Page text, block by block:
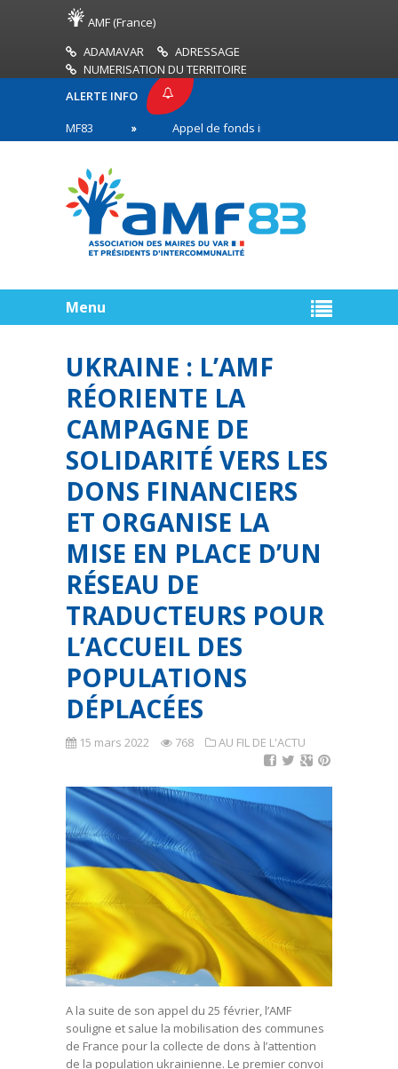
AMF (France)
ADAMAVAR
ADRESSAGE
NUMERISATION DU TERRITOIRE
ALERTE INFO
Appel de fonds incendies de forêt
en première ligne
Menu
UKRAINE : L’AMF
RÉORIENTE LA
CAMPAGNE DE
SOLIDARITÉ VERS LES
DONS FINANCIERS
ET ORGANISE LA
MISE EN PLACE D’UN
RÉSEAU DE
TRADUCTEURS POUR
L’ACCUEIL DES
POPULATIONS
DÉPLACÉES
15 mars 2022 768 AU FIL DE L'ACTU
A la suite de son appel du 25 février, l’AMF
souligne et salue la mobilisation des communes
de France pour la collecte de dons à l’attention
de la population ukrainienne. Le premier convoi